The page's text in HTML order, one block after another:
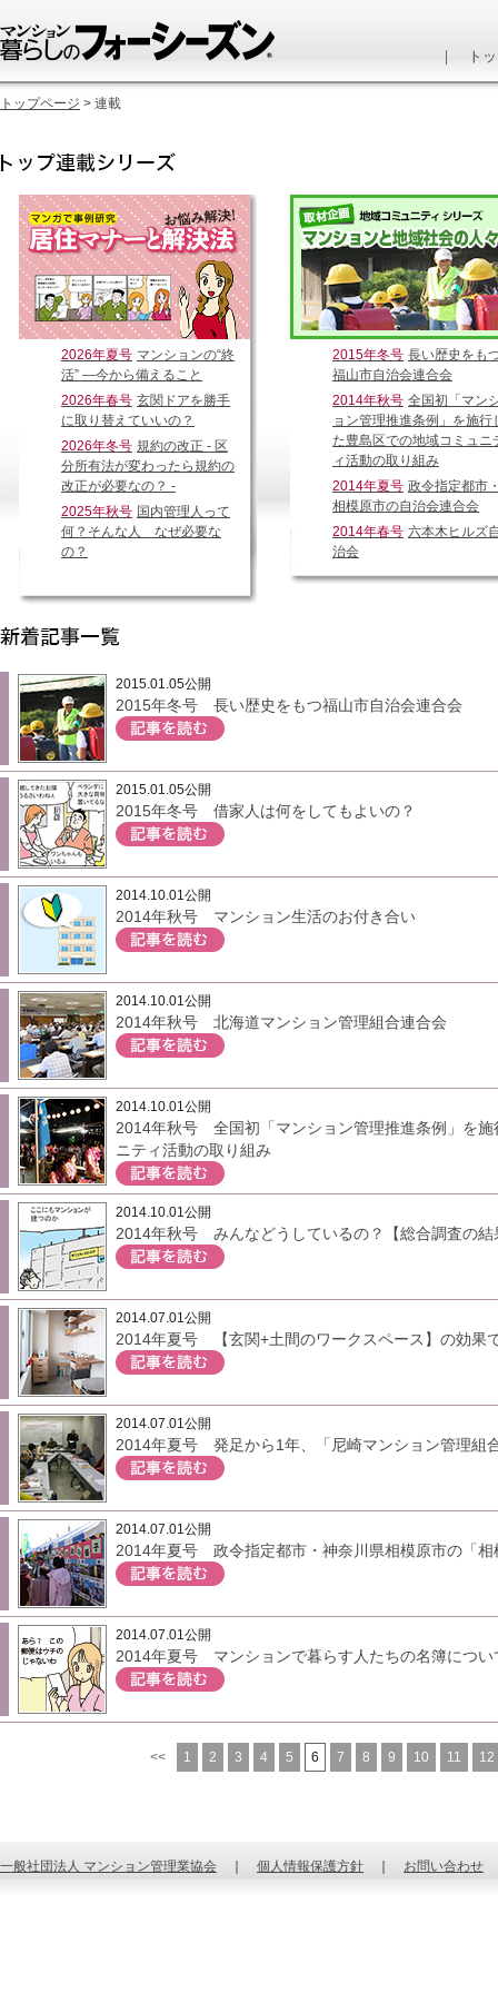
｜ ト
トップページ > 連載
2026年夏号 マンションの“終
活” ―今から備えること
2026年春号 玄関ドアを勝手
に取り替えていいの？
2026年冬号 規約の改正 - 区
分所有法が変わったら規約の
改正が必要なの？ -
2025年秋号 国内管理人って
何？そんな人 なぜ必要な
の？
2015年冬号 長い歴史をも
福山市自治会連合会
2014年秋号 全国初「マン
ョン管理推進条例」を施行
た豊島区での地域コミュニ
ィ活動の取り組み
2014年夏号 政令指定都市
相模原市の自治会連合会
2014年春号 六本木ヒルズ
治会
2015.01.05公開
2015年冬号 長い歴史をもつ福山市自治会連合会
2015.01.05公開
2015年冬号 借家人は何をしてもよいの？
2014.10.01公開
2014年秋号 マンション生活のお付き合い
2014.10.01公開
2014年秋号 北海道マンション管理組合連合会
2014.10.01公開
2014年秋号 全国初「マンション管理推進条例」を施
ニティ活動の取り組み
2014.10.01公開
2014年秋号 みんなどうしているの？【総合調査の結
2014.07.01公開
2014年夏号 【玄関+土間のワークスペース】の効果
2014.07.01公開
2014年夏号 発足から1年、「尼崎マンション管理組
2014.07.01公開
2014年夏号 政令指定都市・神奈川県相模原市の「相
2014.07.01公開
2014年夏号 マンションで暮らす人たちの名簿につい
<< 1 2 3 4 5 6 7 8 9 10 11 12
一般社団法人 マンション管理業協会 個人情報保護方針 お問い合わせ